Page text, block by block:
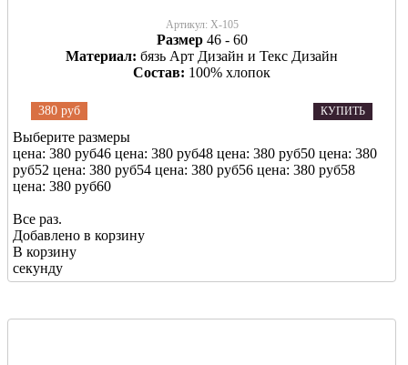
Артикул: Х-105
Размер 46 - 60
Материал: бязь Арт Дизайн и Текс Дизайн
Состав: 100% хлопок
380 руб КУПИТЬ
Выберите размеры
цена: 380 руб46 цена: 380 руб48 цена: 380 руб50 цена: 380
руб52 цена: 380 руб54 цена: 380 руб56 цена: 380 руб58
цена: 380 руб60
Все раз.
Добавлено в корзину
В корзину
секунду